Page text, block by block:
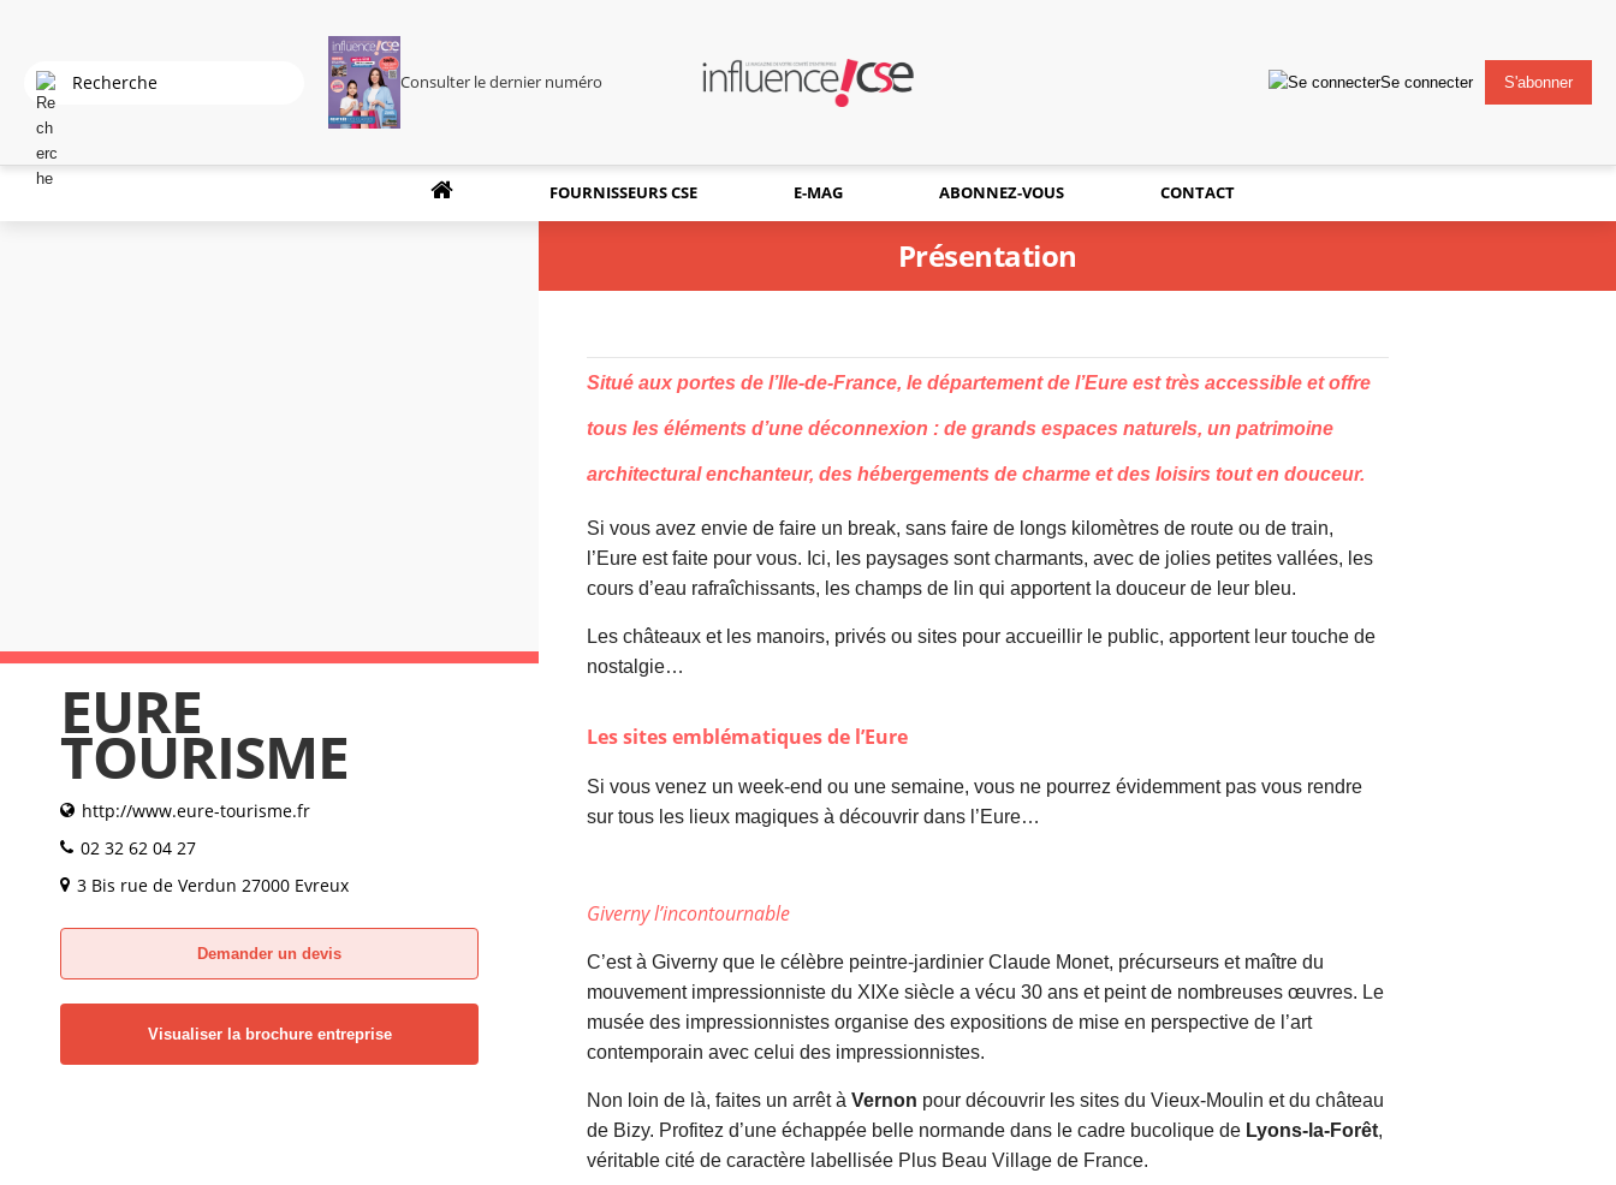
Consulter le dernier numéro Se connecter S'abonner
FOURNISSEURS CSE E-MAG ABONNEZ-VOUS CONTACT
EURE
TOURISME
http://www.eure-tourisme.fr
02 32 62 04 27
3 Bis rue de Verdun 27000 Evreux
Demander un devis
Visualiser la brochure entreprise
Présentation
Situé aux portes de l’Ile-de-France, le département de l’Eure est très accessible et offre
tous les éléments d’une déconnexion : de grands espaces naturels, un patrimoine
architectural enchanteur, des hébergements de charme et des loisirs tout en douceur.
Si vous avez envie de faire un break, sans faire de longs kilomètres de route ou de train,
l’Eure est faite pour vous. Ici, les paysages sont charmants, avec de jolies petites vallées, les
cours d’eau rafraîchissants, les champs de lin qui apportent la douceur de leur bleu.
Les châteaux et les manoirs, privés ou sites pour accueillir le public, apportent leur touche de
nostalgie…
Les sites emblématiques de l’Eure
Si vous venez un week-end ou une semaine, vous ne pourrez évidemment pas vous rendre
sur tous les lieux magiques à découvrir dans l’Eure…
Giverny l’incontournable
C’est à Giverny que le célèbre peintre-jardinier Claude Monet, précurseurs et maître du
mouvement impressionniste du XIXe siècle a vécu 30 ans et peint de nombreuses œuvres. Le
musée des impressionnistes organise des expositions de mise en perspective de l’art
contemporain avec celui des impressionnistes.
Non loin de là, faites un arrêt à Vernon pour découvrir les sites du Vieux-Moulin et du château
de Bizy. Profitez d’une échappée belle normande dans le cadre bucolique de Lyons-la-Forêt,
véritable cité de caractère labellisée Plus Beau Village de France.